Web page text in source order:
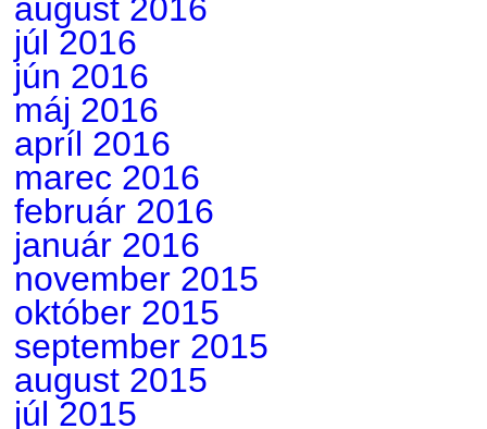
august 2016
júl 2016
jún 2016
máj 2016
apríl 2016
marec 2016
február 2016
január 2016
november 2015
október 2015
september 2015
august 2015
júl 2015